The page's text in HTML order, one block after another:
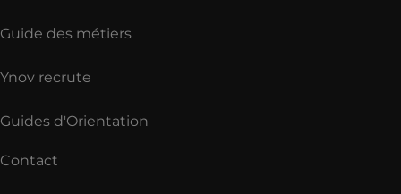
Guide des métiers
Ynov recrute
Guides d'Orientation
Contact